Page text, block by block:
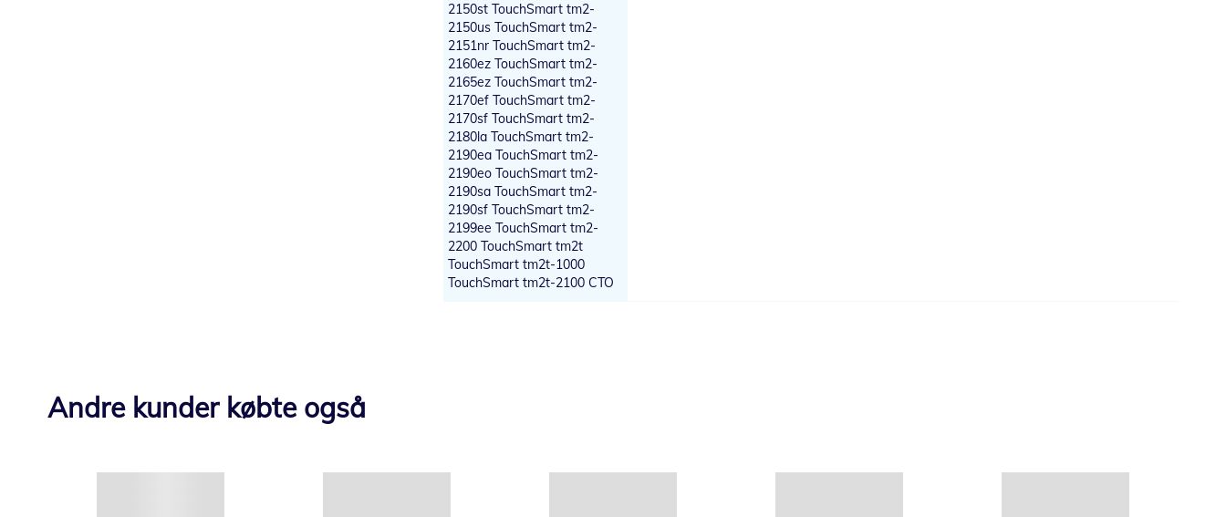
2150st TouchSmart tm2-
2150us TouchSmart tm2-
2151nr TouchSmart tm2-
2160ez TouchSmart tm2-
2165ez TouchSmart tm2-
2170ef TouchSmart tm2-
2170sf TouchSmart tm2-
2180la TouchSmart tm2-
2190ea TouchSmart tm2-
2190eo TouchSmart tm2-
2190sa TouchSmart tm2-
2190sf TouchSmart tm2-
2199ee TouchSmart tm2-
2200 TouchSmart tm2t
TouchSmart tm2t-1000
TouchSmart tm2t-2100 CTO
Andre kunder købte også